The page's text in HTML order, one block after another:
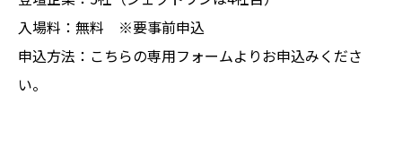
入場料：無料 ※要事前申込
申込方法： こちらの専用フォームよりお申込みくださ
い。